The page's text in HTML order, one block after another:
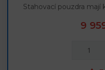
Stahovací pouzdra mají
9